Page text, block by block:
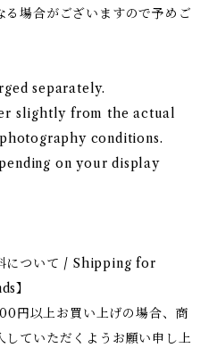
る場合がございますので予めご
separately.
slightly from the actual
conditions.
on your display
について / Shipping for
】
円以上お買い上げの場合、商
ていただくようお願い申し上